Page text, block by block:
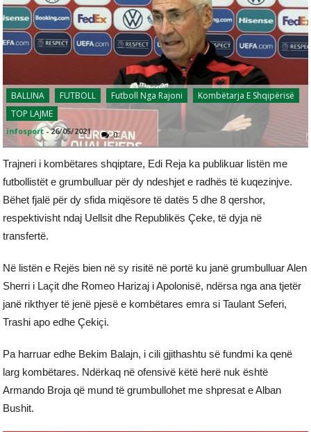
BALLINA FUTBOLL Futboll Nga Rajoni
Kombëtarja E Shqipërisë
TOP LAJME
infosport -26/05/2021 0
Trajneri i kombëtares shqiptare, Edi Reja ka publikuar listën me
futbollistët e grumbulluar për dy ndeshjet e radhës të kuqezinjve.
Bëhet fjalë për dy sfida miqësore të datës 5 dhe 8 qershor,
respektivisht ndaj Uellsit dhe Republikës Çeke, të dyja në
transfertë.
Në listën e Rejës bien në sy risitë në portë ku janë grumbulluar Alen
Sherri i Laçit dhe Romeo Harizaj i Apolonisë, ndërsa nga ana tjetër
janë rikthyer të jenë pjesë e kombëtares emra si Taulant Seferi,
Trashi apo edhe Çekiçi.
Pa harruar edhe Bekim Balajn, i cili gjithashtu së fundmi ka qenë
larg kombëtares. Ndërkaq në ofensivë këtë herë nuk është
Armando Broja që mund të grumbullohet me shpresat e Alban
Bushit.